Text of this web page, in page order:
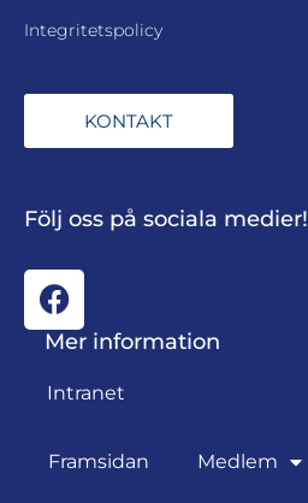
Integritetspolicy
KONTAKT
Följ oss på sociala medier!
Mer information
Intranet
Framsidan Medlem